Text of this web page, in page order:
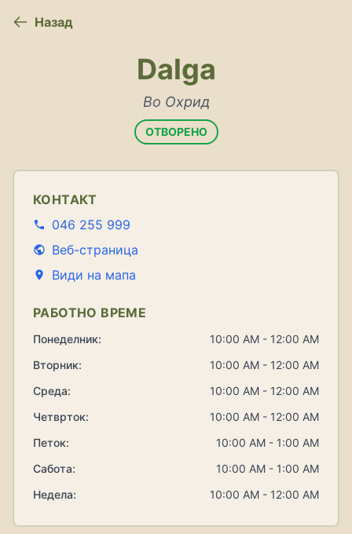
Назад
Dalga
Во Охрид
ОТВОРЕНО
КОНТАКТ
046 255 999
Веб-страница
Види на мапа
РАБОТНО ВРЕМЕ
Понеделник:
10:00 AM - 12:00 AM
Вторник:
10:00 AM - 12:00 AM
Среда:
10:00 AM - 12:00 AM
Четврток:
10:00 AM - 12:00 AM
Петок:
10:00 AM - 1:00 AM
Сабота:
10:00 AM - 1:00 AM
Недела:
10:00 AM - 12:00 AM